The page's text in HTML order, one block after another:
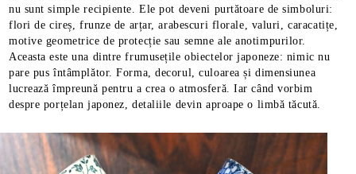
nu sunt simple recipiente. Ele pot deveni purtătoare de simboluri:
flori de cireș, frunze de arțar, arabescuri florale, valuri, caracatițe,
motive geometrice de protecție sau semne ale anotimpurilor.
Aceasta este una dintre frumusețile obiectelor japoneze: nimic nu
pare pus întâmplător. Forma, decorul, culoarea și dimensiunea
lucrează împreună pentru a crea o atmosferă. Iar când vorbim
despre porțelan japonez, detaliile devin aproape o limbă tăcută.